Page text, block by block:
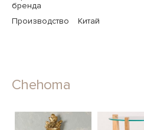
бренда
Производство Китай
Chehoma